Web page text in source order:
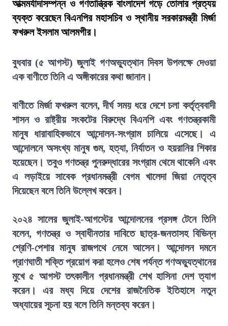
আত্মমর্যাদাসম্পন্ন ও গণতান্ত্রিক বাংলাদেশ গড়ে তোলার প্রত্যয়
ব্যক্ত করেছেন বিএনপির মহাসচিব ও স্থানীয় সরকারমন্ত্রী মির্জা
ফখরুল ইসলাম আলমগীর।
বুধবার (৫ আগস্ট) জুলাই গণঅভ্যুত্থান দিবস উপলক্ষে দেওয়া
এক বাণীতে তিনি এ অঙ্গীকারের কথা জানান।
বাণীতে মির্জা ফখরুল বলেন, দীর্ঘ সময় ধরে দেশে চলা কর্তৃত্ববাদী
শাসন ও রাষ্ট্রীয় সংকটের বিরুদ্ধে বিএনপি এবং গণতন্ত্রকামী
মানুষ ধারাবাহিকভাবে আন্দোলন-সংগ্রাম চালিয়ে এসেছে। এ
আন্দোলনে অসংখ্য মানুষ গুম, হত্যা, নির্যাতন ও হয়রানির শিকার
হয়েছেন। তবুও গণতন্ত্র পুনরুদ্ধারের সংগ্রাম থেমে থাকেনি এবং
এ লড়াইয়ে সাবেক প্রধানমন্ত্রী বেগম খালেদা জিয়া নেতৃত্ব
দিয়েছেন বলে তিনি উল্লেখ করেন।
২০২৪ সালের জুলাই-আগস্টের আন্দোলনের প্রসঙ্গ টেনে তিনি
বলেন, গণতন্ত্র ও স্বাধীনতার দাবিতে ছাত্র-জনতাসহ বিভিন্ন
শ্রেণি-পেশার মানুষ রাজপথে নেমে আসেন। আন্দোলন দমনে
প্রাণঘাতী শক্তি প্রয়োগ করা হলেও শেষ পর্যন্ত গণঅভ্যুত্থানের
মুখে ৫ আগস্ট তৎকালীন প্রধানমন্ত্রী শেখ হাসিনা দেশ ত্যাগ
করেন। এর মধ্য দিয়ে দেশের রাজনৈতিক ইতিহাসে নতুন
অধ্যায়ের সূচনা হয় বলে তিনি মন্তব্য করেন।